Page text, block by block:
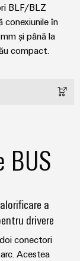
BLF/BLZ
în
și până la
compact.
BUS
a
drivere
conectori
Acestea